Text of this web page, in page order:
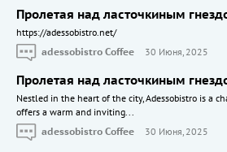
Пролетая над ласточкиным
https://adessobistro.net/
adessobistro Coffee
30 Июня, 2025
Пролетая над ласточкиным
Nestled in the heart of the city, Adessobistro is a
offers a warm and inviting...
adessobistro Coffee
30 Июня, 2025